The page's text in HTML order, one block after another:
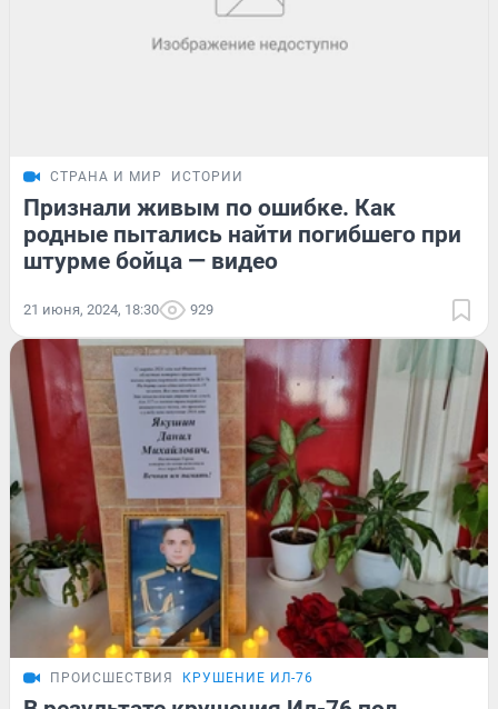
СТРАНА И МИР ИСТОРИИ
Признали живым по ошибке. Как
родные пытались найти погибшего при
штурме бойца — видео
21 июня, 2024, 18:30 929
ПРОИСШЕСТВИЯ КРУШЕНИЕ ИЛ-76